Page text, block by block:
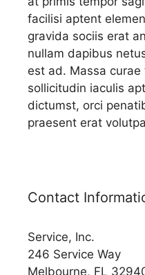
facilisi aptent
gravida sociis erat
nullam dapibus
est ad. Massa
sollicitudin iaculis
dictumst, orci
praesent erat
Contact
Service, Inc.
246 Service Way
Melbourne, FL